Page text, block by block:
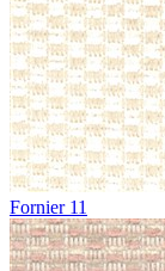
Fornier 11